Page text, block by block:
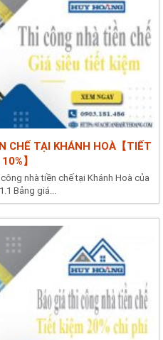
CHẾ TẠI KHÁNH HOÀ【TIẾT
】
nhà tiền chế tại Khánh Hoà của
Bảng giá...